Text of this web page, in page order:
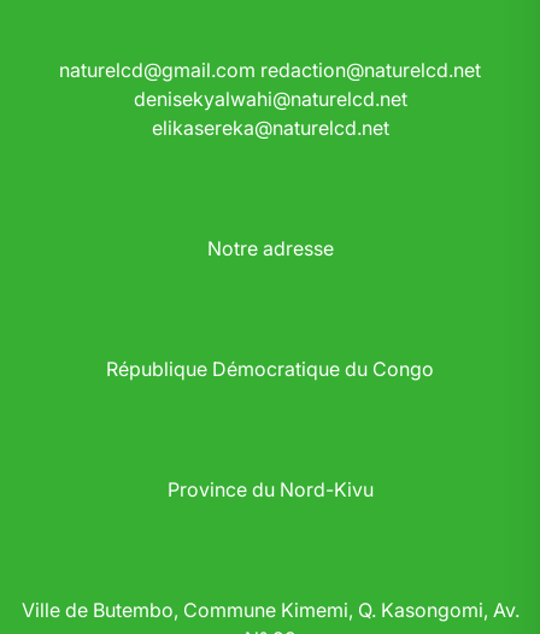
naturelcd@gmail.com redaction@naturelcd.net
denisekyalwahi@naturelcd.net
elikasereka@naturelcd.net
Notre adresse
République Démocratique du Congo
Province du Nord-Kivu
Ville de Butembo, Commune Kimemi, Q. Kasongomi, Av.